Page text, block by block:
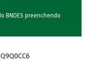
BNDES preenchendo